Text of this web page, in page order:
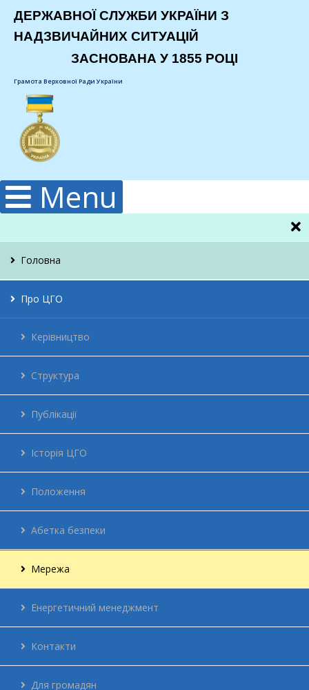
ДЕРЖАВНОЇ СЛУЖБИ УКРАЇНИ З
НАДЗВИЧАЙНИХ СИТУАЦІЙ
ЗАСНОВАНА У 1855 РОЦІ
Грамота Верховної Ради України
Menu
Головна
Про ЦГО
Керівництво
Структура
Публікації
Історія ЦГО
Положення
Абетка безпеки
Мережа
Енергетичний менеджмент
Контакти
Для громадян